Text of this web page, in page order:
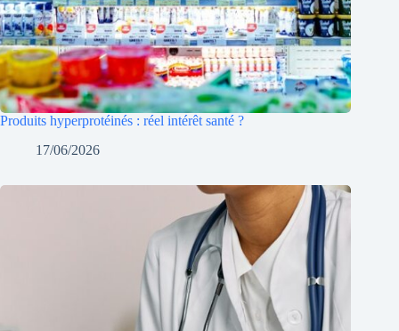
Produits hyperprotéinés : réel intérêt santé ?
17/06/2026